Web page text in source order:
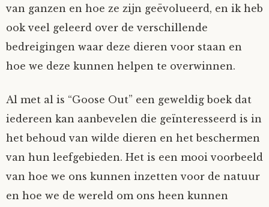
van ganzen en hoe ze zijn geëvolueerd, en ik heb
ook veel geleerd over de verschillende
bedreigingen waar deze dieren voor staan en
hoe we deze kunnen helpen te overwinnen.
Al met al is “Goose Out” een geweldig boek dat
iedereen kan aanbevelen die geïnteresseerd is in
het behoud van wilde dieren en het beschermen
van hun leefgebieden. Het is een mooi voorbeeld
van hoe we ons kunnen inzetten voor de natuur
en hoe we de wereld om ons heen kunnen